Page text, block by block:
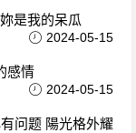
是我的呆瓜
2024-05-15
感情
2024-05-15
问题 陽光格外耀